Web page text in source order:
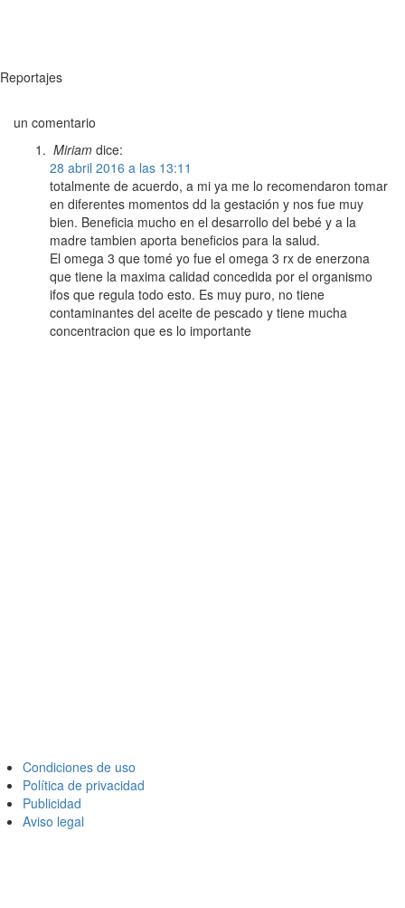
Reportajes
un comentario
Miriam dice:
28 abril 2016 a las 13:11
totalmente de acuerdo, a mi ya me lo recomendaron tomar
en diferentes momentos dd la gestación y nos fue muy
bien. Beneficia mucho en el desarrollo del bebé y a la
madre tambien aporta beneficios para la salud.
El omega 3 que tomé yo fue el omega 3 rx de enerzona
que tiene la maxima calidad concedida por el organismo
ifos que regula todo esto. Es muy puro, no tiene
contaminantes del aceite de pescado y tiene mucha
concentracion que es lo importante
Condiciones de uso
Política de privacidad
Publicidad
Aviso legal